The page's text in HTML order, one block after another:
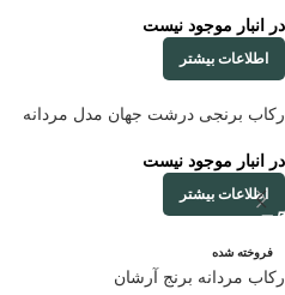
در انبار موجود نیست
اطلاعات بیشتر
رکاب برنجی درشت جهان مدل مردانه
در انبار موجود نیست
اطلاعات بیشتر
فروخته شده
رکاب مردانه برنج آرشان